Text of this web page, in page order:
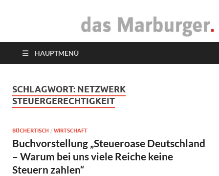
das Marburger.
HAUPTMENÜ
SCHLAGWORT: NETZWERK
STEUERGERECHTIGKEIT
BÜCHERTISCH / WIRTSCHAFT
Buchvorstellung „Steueroase Deutschland
– Warum bei uns viele Reiche keine
Steuern zahlen“